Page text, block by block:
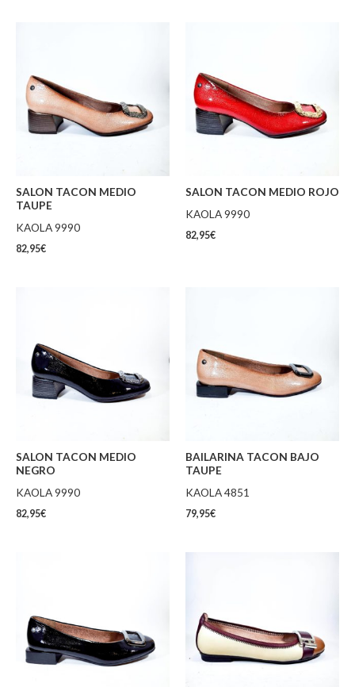
SALON TACON MEDIO
TAUPE
KAOLA 9990
82,95€
SALON TACON MEDIO ROJO
KAOLA 9990
82,95€
SALON TACON MEDIO
NEGRO
KAOLA 9990
82,95€
BAILARINA TACON BAJO
TAUPE
KAOLA 4851
79,95€